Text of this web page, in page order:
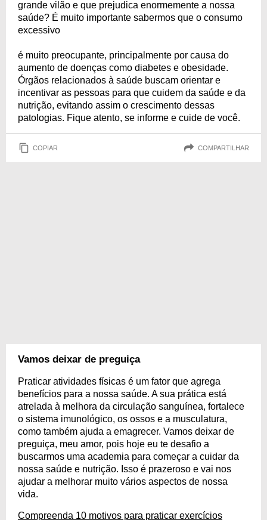
grande vilão e que prejudica enormemente a nossa
saúde? É muito importante sabermos que o consumo
excessivo
é muito preocupante, principalmente por causa do
aumento de doenças como diabetes e obesidade.
Órgãos relacionados à saúde buscam orientar e
incentivar as pessoas para que cuidem da saúde e da
nutrição, evitando assim o crescimento dessas
patologias. Fique atento, se informe e cuide de você.
COPIAR COMPARTILHAR
Vamos deixar de preguiça
Praticar atividades físicas é um fator que agrega
benefícios para a nossa saúde. A sua prática está
atrelada à melhora da circulação sanguínea, fortalece
o sistema imunológico, os ossos e a musculatura,
como também ajuda a emagrecer. Vamos deixar de
preguiça, meu amor, pois hoje eu te desafio a
buscarmos uma academia para começar a cuidar da
nossa saúde e nutrição. Isso é prazeroso e vai nos
ajudar a melhorar muito vários aspectos de nossa
vida.
Compreenda 10 motivos para praticar exercícios